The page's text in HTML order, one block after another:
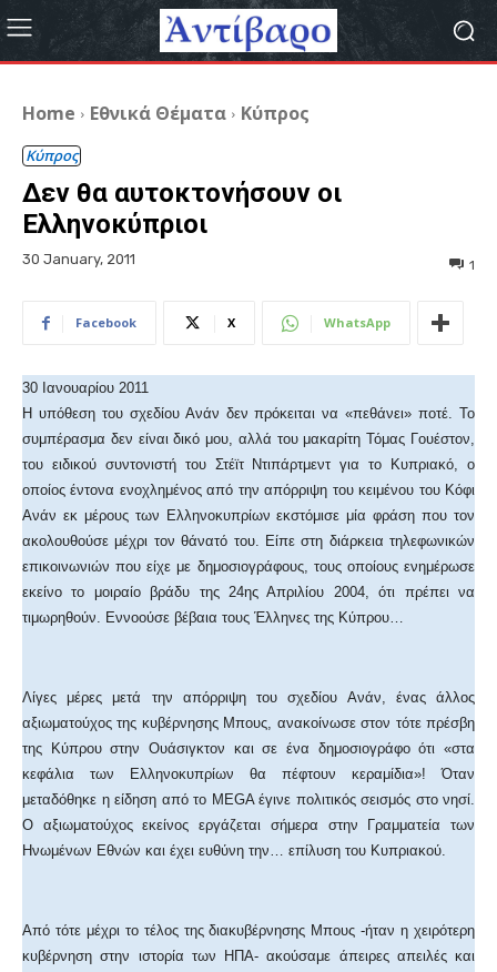
Home Εθνικά Θέματα Κύπρος
Κύπρος
Δεν θα αυτοκτονήσουν οι
Ελληνοκύπριοι
30 January, 2011 1
Facebook X WhatsApp
30 Ιανουαρίου 2011
Η υπόθεση του σχεδίου Ανάν δεν πρόκειται να «πεθάνει» ποτέ. Το
συμπέρασμα δεν είναι δικό μου, αλλά του μακαρίτη Τόμας Γουέστον,
του ειδικού συντονιστή του Στέϊτ Ντιπάρτμεντ για το Κυπριακό, ο
οποίος έντονα ενοχλημένος από την απόρριψη του κειμένου του Κόφι
Ανάν εκ μέρους των Ελληνοκυπρίων εκστόμισε μία φράση που τον
ακολουθούσε μέχρι τον θάνατό του. Είπε στη διάρκεια τηλεφωνικών
επικοινωνιών που είχε με δημοσιογράφους, τους οποίους ενημέρωσε
εκείνο το μοιραίο βράδυ της 24ης Απριλίου 2004, ότι πρέπει να
τιμωρηθούν. Εννοούσε βέβαια τους Έλληνες της Κύπρου…
Λίγες μέρες μετά την απόρριψη του σχεδίου Ανάν, ένας άλλος
αξιωματούχος της κυβέρνησης Μπους, ανακοίνωσε στον τότε πρέσβη
της Κύπρου στην Ουάσιγκτον και σε ένα δημοσιογράφο ότι «στα
κεφάλια των Ελληνοκυπρίων θα πέφτουν κεραμίδια»! Όταν
μεταδόθηκε η είδηση από το MEGA έγινε πολιτικός σεισμός στο νησί.
Ο αξιωματούχος εκείνος εργάζεται σήμερα στην Γραμματεία των
Ηνωμένων Εθνών και έχει ευθύνη την… επίλυση του Κυπριακού.
Από τότε μέχρι το τέλος της διακυβέρνησης Μπους -ήταν η χειρότερη
κυβέρνηση στην ιστορία των ΗΠΑ- ακούσαμε άπειρες απειλές και